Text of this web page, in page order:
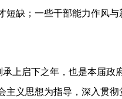
缺；一些干部能力作风
上启下之年，也是本届政
义思想为指导，深入贯